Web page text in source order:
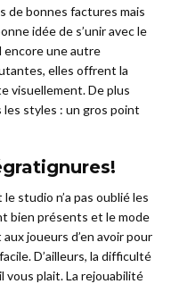
de bonnes factures mais
idée de s’unir avec le
encore une autre
elles offrent la
visuellement. De plus
styles : un gros point
studio n’a pas oublié les
bien présents et le mode
joueurs d’en avoir pour
D’ailleurs, la difficulté
vous plait. La rejouabilité